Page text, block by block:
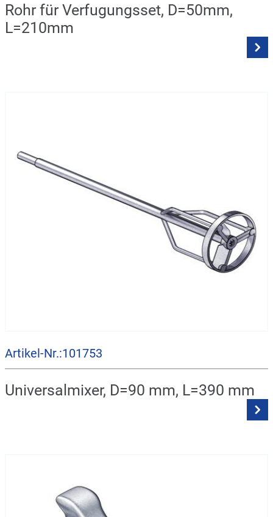
Rohr für Verfugungsset, D=50mm,
L=210mm
Artikel-Nr.:101753
Universalmixer, D=90 mm, L=390 mm